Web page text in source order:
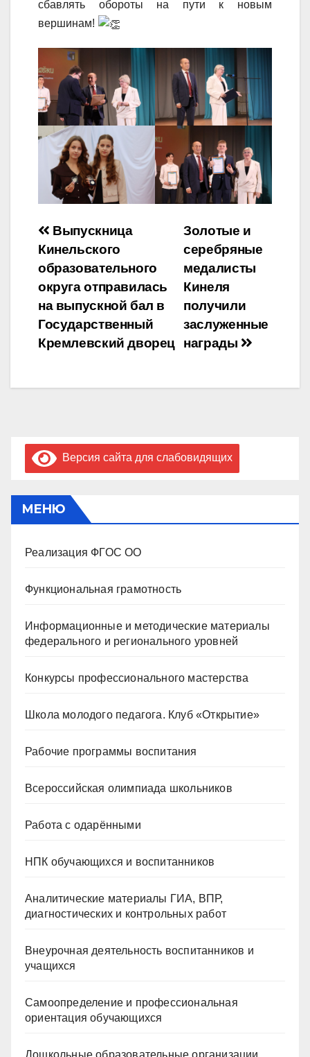
сбавлять обороты на пути к новым
вершинам!
Навигация
по
записям
Золотые и
серебряные
медалисты
Кинеля
получили
заслуженные
награды
Выпускница
Кинельского
образовательного
округа отправилась
на выпускной бал в
Государственный
Кремлевский дворец
Версия сайта для слабовидящих
МЕНЮ
Реализация ФГОС ОО
Функциональная грамотность
Информационные и методические материалы
федерального и регионального уровней
Конкурсы профессионального мастерства
Школа молодого педагога. Клуб «Открытие»
Рабочие программы воспитания
Всероссийская олимпиада школьников
Работа с одарёнными
НПК обучающихся и воспитанников
Аналитические материалы ГИА, ВПР,
диагностических и контрольных работ
Внеурочная деятельность воспитанников и
учащихся
Самоопределение и профессиональная
ориентация обучающихся